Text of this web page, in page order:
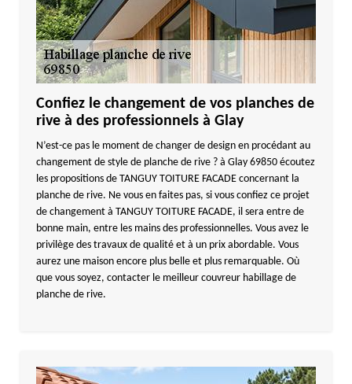
Confiez le changement de vos planches de
rive à des professionnels à Glay
N’est-ce pas le moment de changer de design en procédant au
changement de style de planche de rive ? à Glay 69850 écoutez
les propositions de TANGUY TOITURE FACADE concernant la
planche de rive. Ne vous en faites pas, si vous confiez ce projet
de changement à TANGUY TOITURE FACADE, il sera entre de
bonne main, entre les mains des professionnelles. Vous avez le
privilège des travaux de qualité et à un prix abordable. Vous
aurez une maison encore plus belle et plus remarquable. Où
que vous soyez, contacter le meilleur couvreur habillage de
planche de rive.